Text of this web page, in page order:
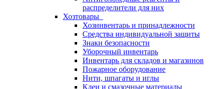
распределители для них
Хозтовары
Хозинвентарь и принадлежности
Средства индивидуальной защиты
Знаки безопасности
Уборочный инвентарь
Инвентарь для складов и магазинов
Пожарное оборудование
Нити, шпагаты и иглы
Клеи и смазочные материалы